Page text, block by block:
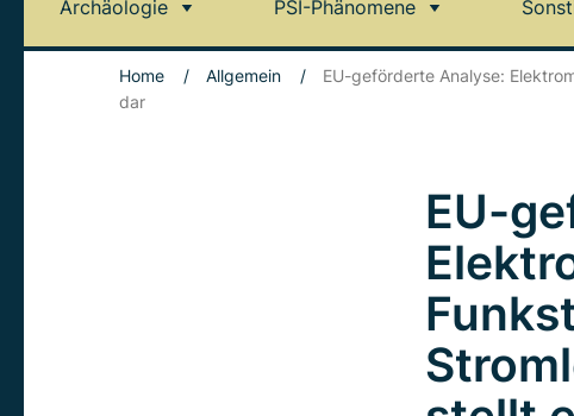
Archäologie PSI-Phänomene
Home / Allgemein /
EU-geförderte Analyse:
dar
EU-